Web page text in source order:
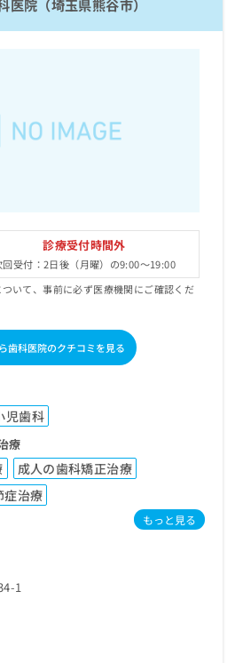
医院（埼玉県熊谷市）
診療受付時間外
回受付：2日後（月曜）の9:00～19:00
いて、事前に必ず医療機関にご確認くだ
歯科医院のクチコミを見る
児歯科
療
成人の歯科矯正治療
症治療
もっと見る
1